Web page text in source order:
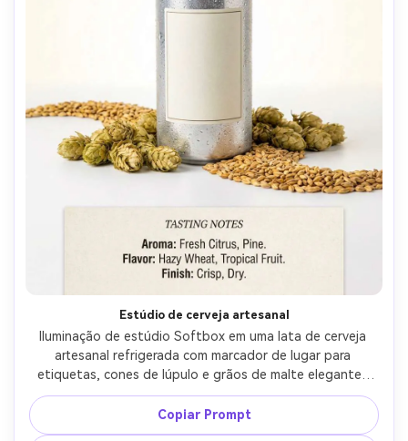
Estúdio de cerveja artesanal
Iluminação de estúdio Softbox em uma lata de cerveja
artesanal refrigerada com marcador de lugar para
etiquetas, cones de lúpulo e grãos de malte elegantes
em torno dele, layout de pôster com um forte título
superior e painel de notas de degustação inferior, fundo
limpo de gradiente branco a creme, Canon EOS R3, 50mm,
Copiar Prompt